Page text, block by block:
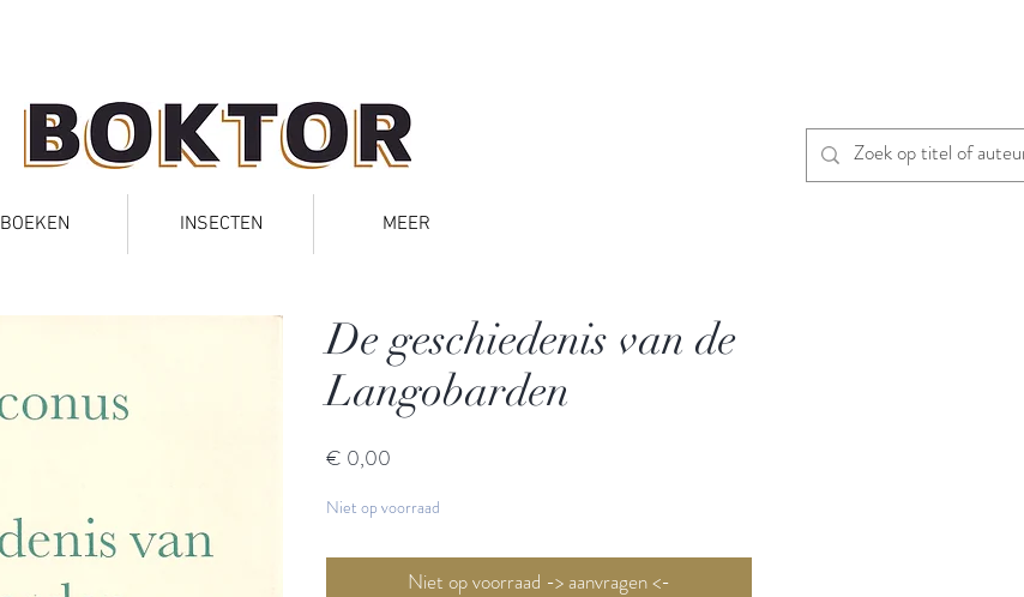
BOEKEN INSECTEN MEER
De geschiedenis van de
Langobarden
€ 0,00
Niet op voorraad
Niet op voorraad -> aanvragen <-